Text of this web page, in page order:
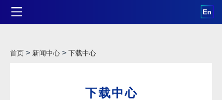
En
首页 > 新闻中心 > 下载中心
下载中心